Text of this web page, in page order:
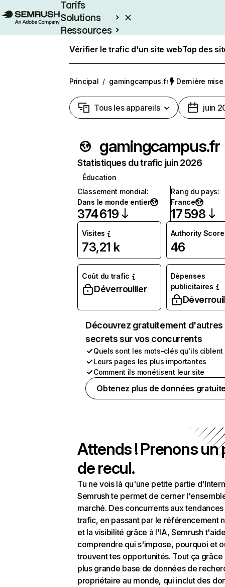
Tarifs
Solutions
Ressources
Vérifier le trafic d'un site webTop des
Principal / gamingcampus.fr Dernière
Tous les appareils juin
gamingcampus.fr
Statistiques du trafic juin 2026
Éducation
Classement mondial:
Dans le monde entier
374 619
Rang du pays:
France
17 598
Visites
73,21 k
Authority Score
46
Coût du trafic
Déverrouiller
Dépenses
publicitaires
Découvrez gratuitement d'autres
secrets sur vos concurrents
Quels sont les mots-clés qu'ils ciblent
Leurs pages les plus importantes
Comment ils monétisent leur site
Obtenez plus de données
Attends ! Prenons un
de recul.
Tu ne vois là qu'une petite partie
Semrush te permet de cerner
marché. Des concurrents aux
trafic, en passant par le référencement
et la visibilité grâce à l'IA, Semrush
comprendre qui s'impose, pourquoi et
trouvent tes opportunités. Tout ça grâce
plus grande base de données de
propriétaire au monde, qui inclut des